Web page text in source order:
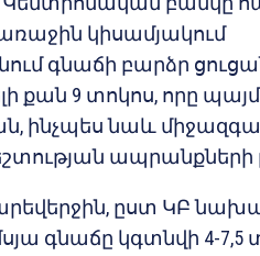
առաջին կիսամյակում
գնաճի բարձր
քան 9 տոկոս, որը
ինչպես նաև
ապրանքների
ըստ ԿԲ
գնաճը կգտնվի 4-7,5